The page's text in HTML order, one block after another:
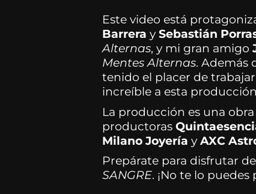
Este video está
Barrera y Sebastián
Alternas, y mi gran amigo
Mentes Alternas. Además
tenido el placer de
increíble a esta
La producción es una
productoras
Milano Joyería y AXC
Prepárate para disfrutar de
SANGRE. ¡No te lo